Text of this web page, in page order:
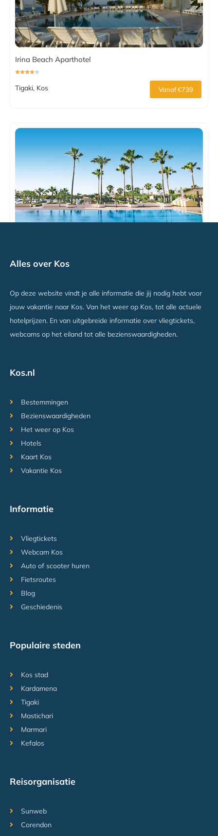
Irina Beach Aparthotel
Tigaki, Kos Vanaf €739
Alles over Kos
Op deze website vindt je alle informatie die jij nodig hebt voor
jouw vakantie naar Kos. Van het weer op Kos, tot alle actuele
hotelprijzen. En van uitgebreide informatie over vliegtickets,
webcams op het eiland tot alle bezienswaardigheden.
Kos.nl
Bestemmingen
Bezienswaardigheden
Het weer op Kos
Hotels
Kaart Kos
Vakantie Kos
Informatie
Vliegtickets
Webcam Kos
Auto of scooter huren
Fietsroutes
Blog
Geschiedenis
Populaire steden
Kos stad
Kardamena
Tigaki
Mastichari
Marmari
Kefalos
Reisorganisatie
Sunweb
Corendon